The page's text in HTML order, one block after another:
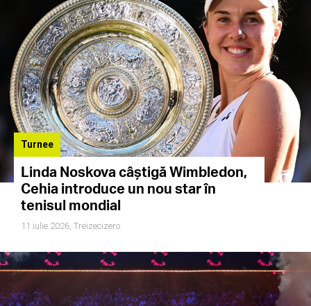
Turnee
Linda Noskova câștigă Wimbledon,
Cehia introduce un nou star în
tenisul mondial
11 iulie 2026, Treizecizero